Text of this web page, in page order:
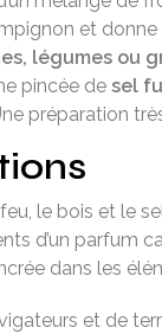
et donne
légumes ou
pincée de sel
préparation
le bois et le
d’un parfum
dans les
et de